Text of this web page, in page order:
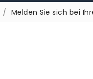
Melden Sie sich bei